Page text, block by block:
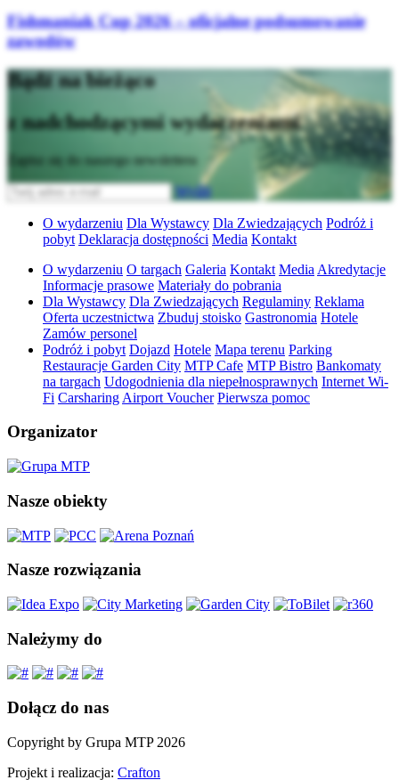
Fishmaniak Cup 2026 – oficjalne podsumowanie
zawodów
Bądź na bieżąco
z nadchodzącymi wydarzeniami
Zapisz się do naszego newslettera
Wyślij
O wydarzeniu Dla Wystawcy Dla Zwiedzających Podróż i
pobyt Deklaracja dostępności Media Kontakt
O wydarzeniu O targach Galeria Kontakt Media Akredytacje
Informacje prasowe Materiały do pobrania
Dla Wystawcy Dla Zwiedzających Regulaminy Reklama
Oferta uczestnictwa Zbuduj stoisko Gastronomia Hotele
Zamów personel
Podróż i pobyt Dojazd Hotele Mapa terenu Parking
Restauracje Garden City MTP Cafe MTP Bistro Bankomaty
na targach Udogodnienia dla niepełnosprawnych Internet Wi-
Fi Carsharing Airport Voucher Pierwsza pomoc
Organizator
Nasze obiekty
Nasze rozwiązania
Należymy do
Dołącz do nas
Copyright by Grupa MTP 2026
Projekt i realizacja: Crafton